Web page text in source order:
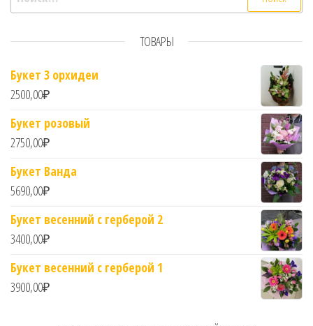
ТОВАРЫ
Букет 3 орхидеи
2500,00₽
Букет розовый
2750,00₽
Букет Ванда
5690,00₽
Букет весенний с герберой 2
3400,00₽
Букет весенний с герберой 1
3900,00₽